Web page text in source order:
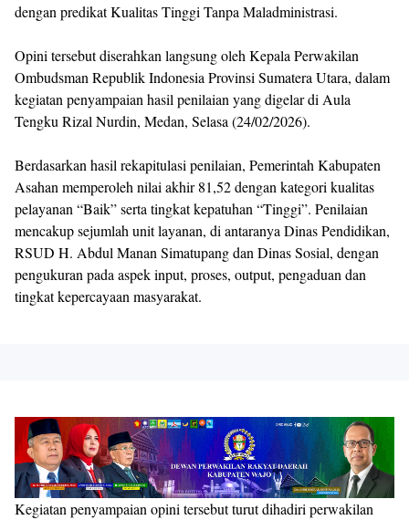
dengan predikat Kualitas Tinggi Tanpa Maladministrasi.
Opini tersebut diserahkan langsung oleh Kepala Perwakilan
Ombudsman Republik Indonesia Provinsi Sumatera Utara, dalam
kegiatan penyampaian hasil penilaian yang digelar di Aula
Tengku Rizal Nurdin, Medan, Selasa (24/02/2026).
Berdasarkan hasil rekapitulasi penilaian, Pemerintah Kabupaten
Asahan memperoleh nilai akhir 81,52 dengan kategori kualitas
pelayanan “Baik” serta tingkat kepatuhan “Tinggi”. Penilaian
mencakup sejumlah unit layanan, di antaranya Dinas Pendidikan,
RSUD H. Abdul Manan Simatupang dan Dinas Sosial, dengan
pengukuran pada aspek input, proses, output, pengaduan dan
tingkat kepercayaan masyarakat.
Kegiatan penyampaian opini tersebut turut dihadiri perwakilan